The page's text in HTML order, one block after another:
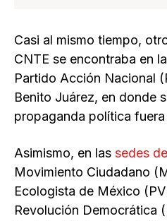
Casi al mismo tiempo,
CNTE se encontraba en
Partido Acción Nacional
Benito Juárez, en donde
propaganda política
Asimismo, en las sedes
Movimiento Ciudadano
Ecologista de México
Revolución Democrática